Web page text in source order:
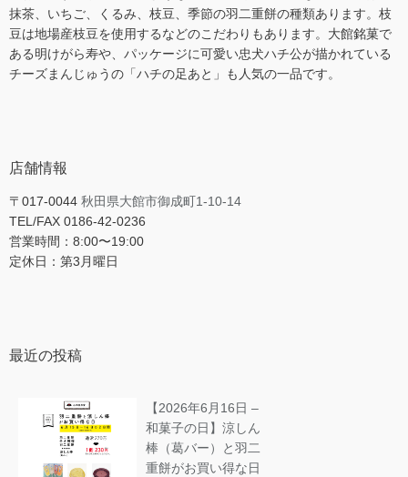
抹茶、いちご、くるみ、枝豆、季節の羽二重餅の種類あります。枝
豆は地場産枝豆を使用するなどのこだわりもあります。大館銘菓で
ある明けがら寿や、パッケージに可愛い忠犬ハチ公が描かれている
チーズまんじゅうの「ハチの足あと」も人気の一品です。
店舗情報
〒017-0044 秋田県大館市御成町1-10-14
TEL/FAX 0186-42-0236
営業時間：8:00〜19:00
定休日：第3月曜日
最近の投稿
【2026年6月16日 –
和菓子の日】涼しん
棒（葛バー）と羽二
重餅がお買い得な日